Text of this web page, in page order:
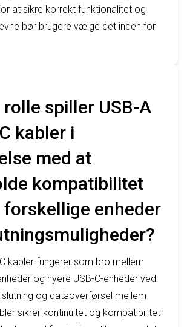
at sikre korrekt funktionalitet og
bør brugere vælge det inden for
spiller USB-A
kabler i
med at
kompatibilitet
enheder
kabler fungerer som bro mellem
og nyere USB-C-enheder ved
og dataoverførsel mellem
sikrer kontinuitet og kompatibilitet